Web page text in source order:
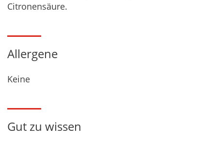
Citronensäure.
Allergene
Keine
Gut zu wissen